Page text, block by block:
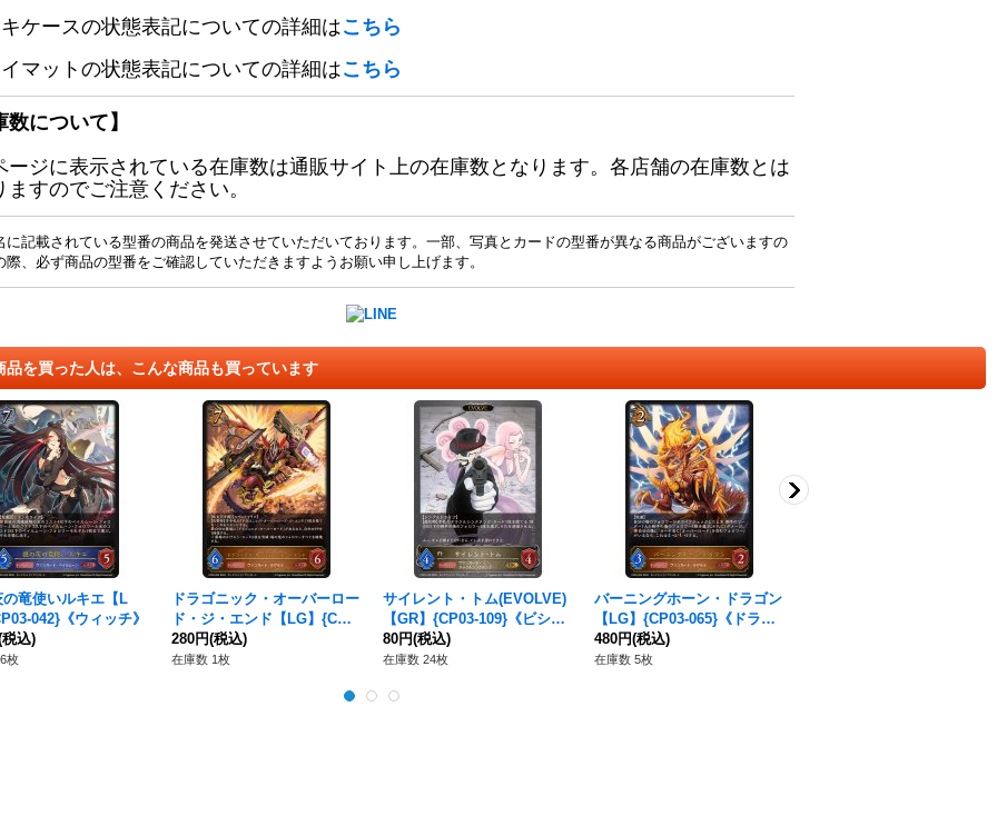
ケースの状態表記についての詳細はこちら
マットの状態表記についての詳細はこちら
数について】
ージに表示されている在庫数は通販サイト上の在庫数となります。各店舗の在庫数とは
ますのでご注意ください。
記載されている型番の商品を発送させていただいております。一部、写真とカードの型番が異なる商品がございますの
際、必ず商品の型番をご確認していただきますようお願い申し上げます。
品を買った人は、こんな商品も買っています
の竜使いルキエ【L
042}《ウィッチ》
税込)
枚
ドラゴニック・オーバーロー
ド・ジ・エンド【LG】{CP0
3-063}《ドラゴン》
280円(税込)
在庫数 1枚
サイレント・トム(EVOLVE)
【GR】{CP03-109}《ビショ
ップ》
80円(税込)
在庫数 24枚
バーニングホーン・ドラゴン
【LG】{CP03-065}《ドラゴ
ン》
480円(税込)
在庫数 5枚